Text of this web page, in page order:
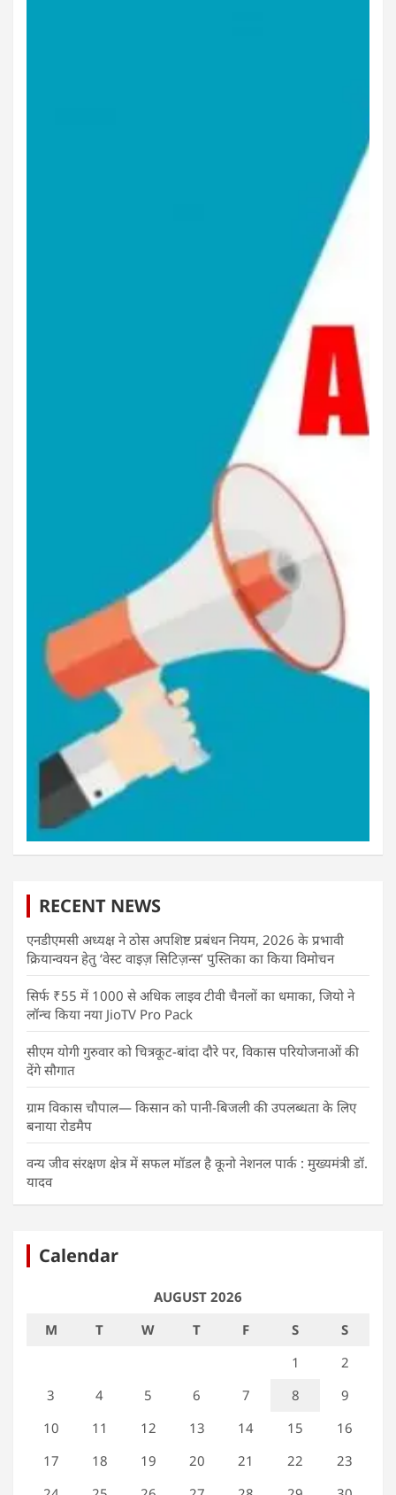
RECENT NEWS
एनडीएमसी अध्यक्ष ने ठोस अपशिष्ट प्रबंधन नियम, 2026 के प्रभावी
क्रियान्वयन हेतु ‘वेस्ट वाइज़ सिटिज़न्स’ पुस्तिका का किया विमोचन
सिर्फ ₹55 में 1000 से अधिक लाइव टीवी चैनलों का धमाका, जियो ने
लॉन्च किया नया JioTV Pro Pack
सीएम योगी गुरुवार को चित्रकूट-बांदा दौरे पर, विकास परियोजनाओं की
देंगे सौगात
ग्राम विकास चौपाल— किसान को पानी-बिजली की उपलब्धता के लिए
बनाया रोडमैप
वन्य जीव संरक्षण क्षेत्र में सफल मॉडल है कूनो नेशनल पार्क : मुख्यमंत्री डॉ.
यादव
Calendar
AUGUST 2026
M
T W T F S
S
1
2
3
4 5 6 7 8
9
10
11 12 13 14 15
16
17
18 19 20 21 22
23